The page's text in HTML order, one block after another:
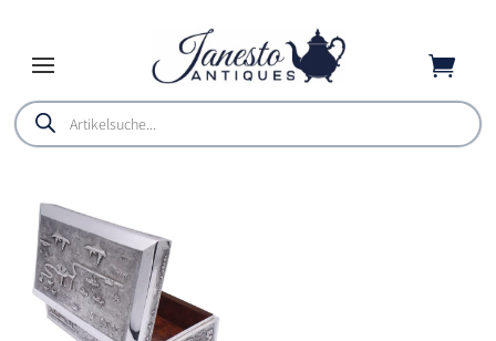

Products
search